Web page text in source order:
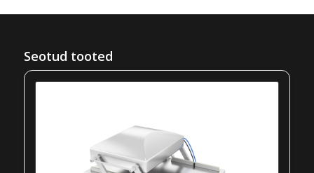
Seotud tooted